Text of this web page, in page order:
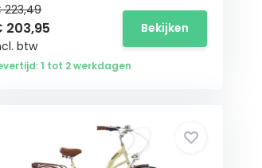
223,49
203,95
btw
Bekijken
1 tot 2 werkdagen